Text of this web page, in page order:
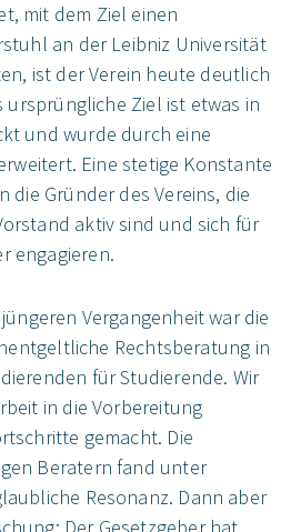
mit dem Ziel einen
an der Leibniz Universität
ist der Verein heute deutlich
Ziel ist etwas in
und wurde durch eine
Eine stetige Konstante
die Gründer des Vereins, die
aktiv sind und sich für
engagieren.
Vergangenheit war die
Rechtsberatung in
für Studierende. Wir
in die Vorbereitung
gemacht. Die
Beratern fand unter
Resonanz. Dann aber